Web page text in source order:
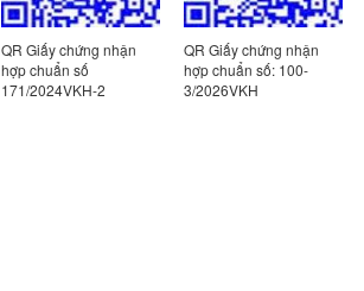
QR Giấy chứng nhận
hợp chuẩn số
171/2024VKH-2
QR Giấy chứng nhận
hợp chuẩn số: 100-
3/2026VKH